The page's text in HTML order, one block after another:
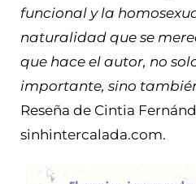
funcional y la
naturalidad que se
que hace el autor, no
importante, sino
Reseña de Cintia
sinhintercalada.com.